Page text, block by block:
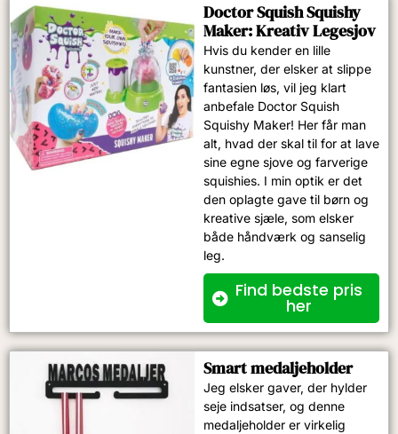
Doctor Squish Squishy
Maker: Kreativ Legesjov
Hvis du kender en lille
kunstner, der elsker at slippe
fantasien løs, vil jeg klart
anbefale Doctor Squish
Squishy Maker! Her får man
alt, hvad der skal til for at lave
sine egne sjove og farverige
squishies. I min optik er det
den oplagte gave til børn og
kreative sjæle, som elsker
både håndværk og sanselig
leg.
Find bedste pris
her
Smart medaljeholder
Jeg elsker gaver, der hylder
seje indsatser, og denne
medaljeholder er virkelig